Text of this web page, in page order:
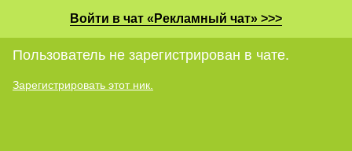
Войти в чат «Рекламный чат» >>>
Пользователь не зарегистрирован в чате.
Зарегистрировать этот ник.